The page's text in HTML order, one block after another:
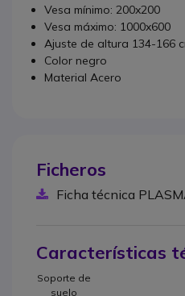
Vesa mínimo: 200x200
Vesa máximo: 1000x600
Ajuste de altura 134-166
Color negro
Material Acero
Ficheros
Ficha técnica
Características
Soporte de
suelo